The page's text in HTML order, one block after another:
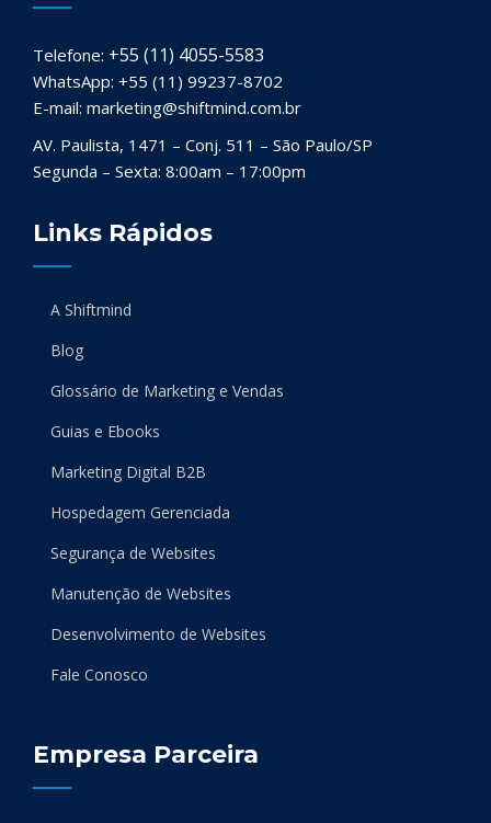
Telefone: +55 (11) 4055-5583
WhatsApp: +55 (11) 99237-8702
E-mail: marketing@shiftmind.com.br
AV. Paulista, 1471 – Conj. 511 – São Paulo/SP
Segunda – Sexta: 8:00am – 17:00pm
Links Rápidos
A Shiftmind
Blog
Glossário de Marketing e Vendas
Guias e Ebooks
Marketing Digital B2B
Hospedagem Gerenciada
Segurança de Websites
Manutenção de Websites
Desenvolvimento de Websites
Fale Conosco
Empresa Parceira